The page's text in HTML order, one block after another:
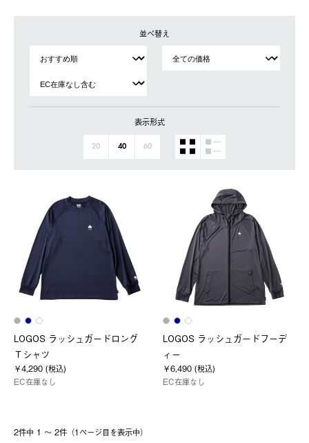
並べ替え
表示形式
20 40 60
LOGOS ラッシュガードロング
Ｔシャツ
￥4,290 (税込)
EC在庫なし
LOGOS ラッシュガードフーデ
ィー
￥6,490 (税込)
EC在庫なし
2件中 1 〜 2件（1ページ⽬を表⽰中）